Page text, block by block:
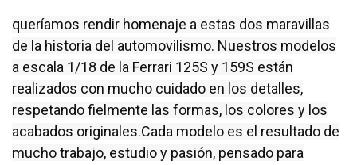
queríamos rendir homenaje a estas dos maravillas
de la historia del automovilismo. Nuestros modelos
a escala 1/18 de la Ferrari 125S y 159S están
realizados con mucho cuidado en los detalles,
respetando fielmente las formas, los colores y los
acabados originales.Cada modelo es el resultado de
mucho trabajo, estudio y pasión, pensado para